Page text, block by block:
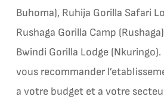
Buhoma), Ruhija Gorilla Safari
Rushaga Gorilla Camp
Bwindi Gorilla Lodge
vous recommander
a votre budget et a votre